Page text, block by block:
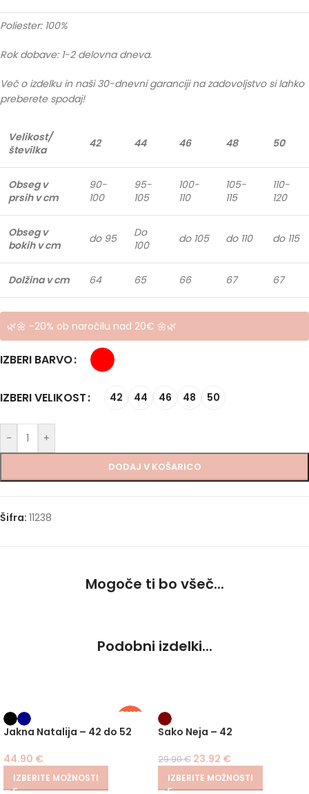
Poliester: 100%
Rok dobave: 1-2 delovna dneva.
Več o izdelku in naši 30-dnevni garanciji na zadovoljstvo si lahko
preberete spodaj!
Velikost/
številka
42 44 46 48 50
Obseg v
prsih v cm
90-
100
95-
105
100-
110
105-
115
110-
120
Obseg v
bokih v cm
do 95
Do
100
do 105 do 110 do 115
Dolžina v cm 64 65 66 67 67
🌿🌼 -20% ob naročilu nad 20€ 🌼🌿
IZBERI BARVO
IZBERI VELIKOST 42 44 46 48 50
- +
DODAJ V KOŠARICO
Šifra: 11238
Mogoče ti bo všeč...
Podobni izdelki...
PLUS
Jakna Natalija – 42 do 52
44.90 €
IZBERITE MOŽNOSTI
-20%
Sako Neja – 42
29.90€ 23.92 €
IZBERITE MOŽNOSTI